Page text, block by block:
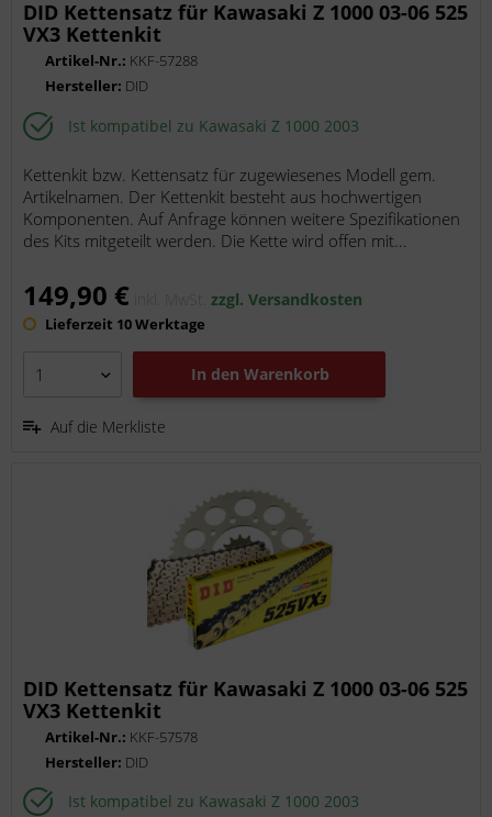
DID Kettensatz für Kawasaki Z 1000 03-06 525
VX3 Kettenkit
Artikel-Nr.: KKF-57288
Hersteller: DID
Ist kompatibel zu Kawasaki Z 1000 2003
Kettenkit bzw. Kettensatz für zugewiesenes Modell gem.
Artikelnamen. Der Kettenkit besteht aus hochwertigen
Komponenten. Auf Anfrage können weitere Spezifikationen
des Kits mitgeteilt werden. Die Kette wird offen mit...
149,90 € inkl. MwSt.zzgl. Versandkosten
Lieferzeit 10 Werktage
In den Warenkorb
Auf die Merkliste
DID Kettensatz für Kawasaki Z 1000 03-06 525
VX3 Kettenkit
Artikel-Nr.: KKF-57578
Hersteller: DID
Ist kompatibel zu Kawasaki Z 1000 2003